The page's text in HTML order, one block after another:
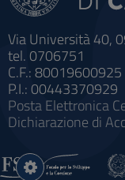
Via Università 40,
tel. 0706751
C.F.: 80019600925
P.I.: 00443370929
Posta Elettronica
Dichiarazione di
Impostazioni
cookie